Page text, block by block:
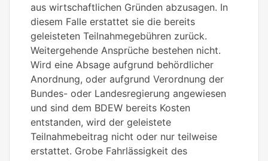
aus wirtschaftlichen Gründen abzusagen. In
diesem Falle erstattet sie die bereits
geleisteten Teilnahmegebühren zurück.
Weitergehende Ansprüche bestehen nicht.
Wird eine Absage aufgrund behördlicher
Anordnung, oder aufgrund Verordnung der
Bundes- oder Landesregierung angewiesen
und sind dem BDEW bereits Kosten
entstanden, wird der geleistete
Teilnahmebeitrag nicht oder nur teilweise
erstattet. Grobe Fahrlässigkeit des